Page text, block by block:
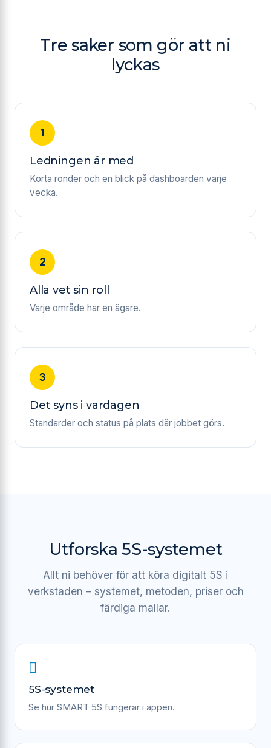
Tre saker som gör att ni
lyckas
Ledningen är med
Korta ronder och en blick på dashboarden varje
vecka.
Alla vet sin roll
Varje område har en ägare.
Det syns i vardagen
Standarder och status på plats där jobbet görs.
Utforska 5S-systemet
Allt ni behöver för att köra digitalt 5S i
verkstaden – systemet, metoden, priser och
färdiga mallar.
5S-systemet
Se hur SMART 5S fungerar i appen.